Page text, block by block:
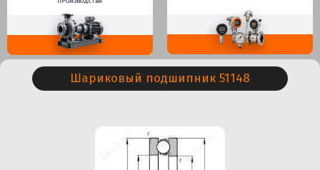
Шариковый подшипник 51148